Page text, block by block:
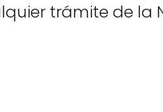
trámite de la